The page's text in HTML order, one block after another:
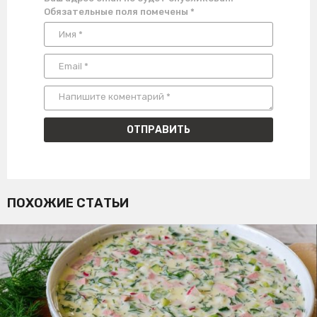
Обязательные поля помечены *
ПОХОЖИЕ СТАТЬИ